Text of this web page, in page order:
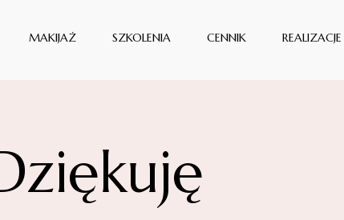
MAKIJAŻ SZKOLENIA CENNIK REALIZACJE